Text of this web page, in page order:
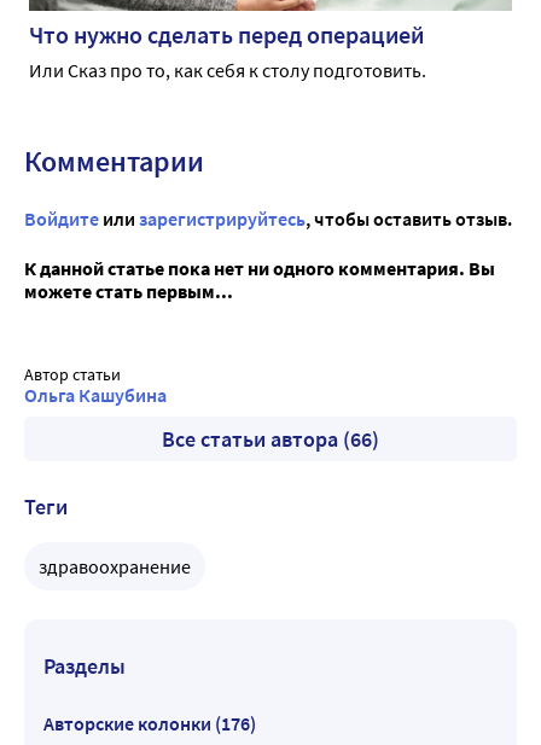
Что нужно сделать перед операцией
Или Сказ про то, как себя к столу подготовить.
Комментарии
Войдите или зарегистрируйтесь, чтобы оставить отзыв.
К данной статье пока нет ни одного комментария. Вы
можете стать первым...
Автор статьи
Ольга Кашубина
Все статьи автора (66)
Теги
здравоохранение
Разделы
Авторские колонки (176)